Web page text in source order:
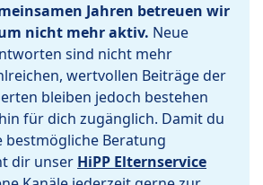
Jahren betreuen wir
nicht mehr aktiv. Neue
sind nicht mehr
wertvollen Beiträge der
bleiben jedoch bestehen
für dich zugänglich. Damit du
Beratung
dir unser HiPP Elternservice